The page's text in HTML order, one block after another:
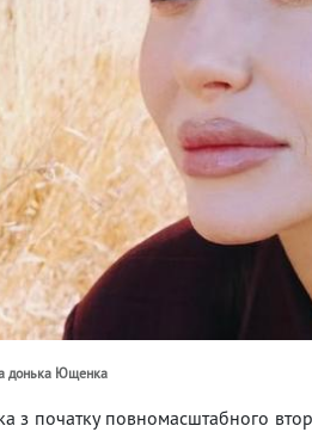
донька Ющенка
з початку повномасштабного